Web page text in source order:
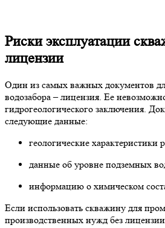
Риски эксплуатации
лицензии
Один из самых важных документов
водозабора – лицензия. Ее
гидрогеологического заключения.
следующие данные:
геологические характеристики
данные об уровне подземных
информацию о химическом
Если использовать скважину для
производственных нужд без